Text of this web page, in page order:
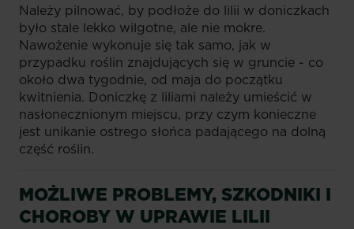
Należy pilnować, by podłoże do lilii w doniczkach
było stale lekko wilgotne, ale nie mokre.
Nawożenie wykonuje się tak samo, jak w
przypadku roślin znajdujących się w gruncie - co
około dwa tygodnie, od maja do początku
kwitnienia. Doniczkę z liliami należy umieścić w
nasłonecznionym miejscu, przy czym konieczne
jest unikanie ostrego słońca padającego na dolną
część roślin.
MOŻLIWE PROBLEMY, SZKODNIKI I
CHOROBY W UPRAWIE LILII